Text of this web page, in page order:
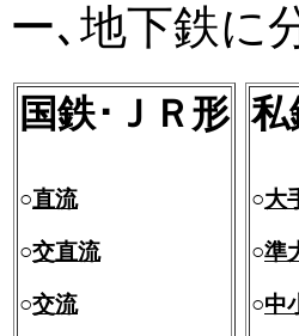
ー､地下鉄に
国鉄･ＪＲ形
○直流
○交直流
○交流
私
○大
○準
○中